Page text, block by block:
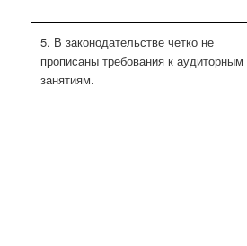
5. В законодательстве четко не
прописаны требования к аудиторным
занятиям.